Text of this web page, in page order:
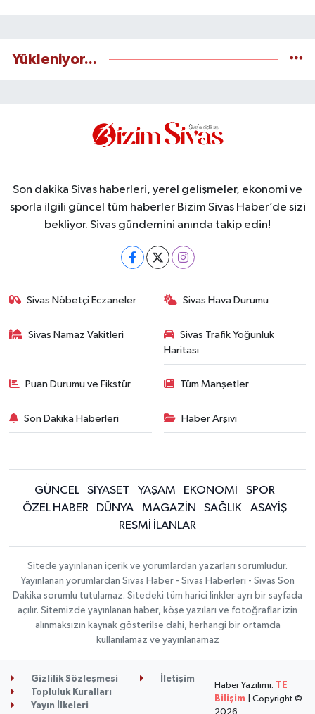
Yükleniyor...
Son dakika Sivas haberleri, yerel gelişmeler, ekonomi ve
sporla ilgili güncel tüm haberler Bizim Sivas Haber’de sizi
bekliyor. Sivas gündemini anında takip edin!
Sivas Nöbetçi Eczaneler Sivas Hava Durumu
Sivas Namaz Vakitleri
Sivas Trafik Yoğunluk
Haritası
Puan Durumu ve Fikstür Tüm Manşetler
Son Dakika Haberleri Haber Arşivi
GÜNCEL SİYASET YAŞAM EKONOMİ
SPOR
ÖZEL HABER
DÜNYA MAGAZİN SAĞLIK
ASAYİŞ
RESMİ İLANLAR
Sitede yayınlanan içerik ve yorumlardan yazarları sorumludur.
Yayınlanan yorumlardan Sivas Haber - Sivas Haberleri - Sivas Son
Dakika sorumlu tutulamaz. Sitedeki tüm harici linkler ayrı bir sayfada
açılır. Sitemizde yayınlanan haber, köşe yazıları ve fotoğraflar izin
alınmaksızın kaynak gösterilse dahi, herhangi bir ortamda
kullanılamaz ve yayınlanamaz
Gizlilik Sözleşmesi
İletişim
Topluluk Kuralları
Yayın İlkeleri
Haber Yazılımı: TE
Bilişim | Copyright ©